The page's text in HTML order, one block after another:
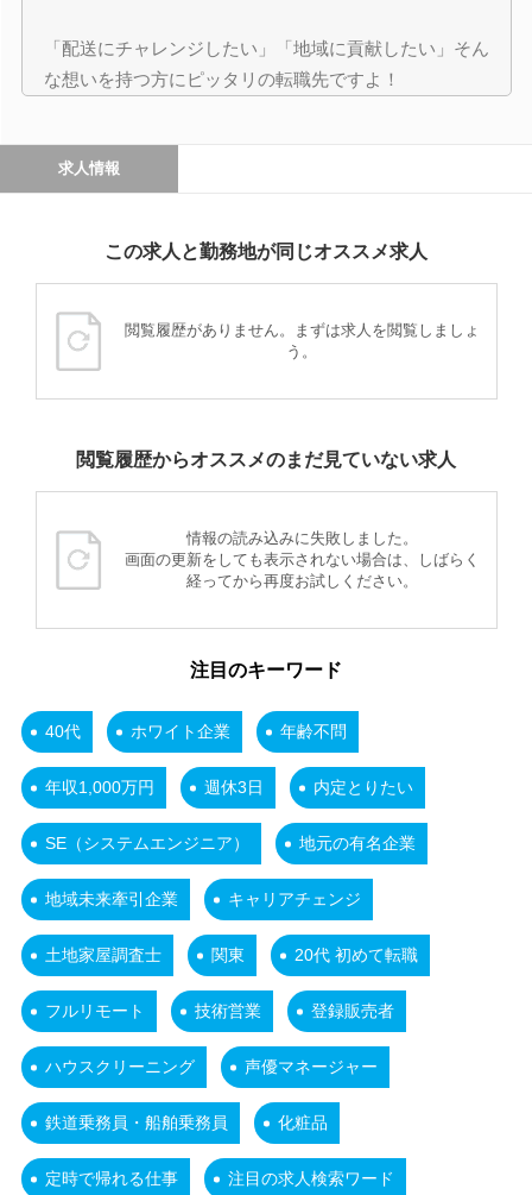
「配送にチャレンジしたい」「地域に貢献したい」そん
な想いを持つ方にピッタリの転職先ですよ！
求人情報
この求人と勤務地が同じオススメ求人
閲覧履歴がありません。まずは求人を閲覧しましょ
う。
閲覧履歴からオススメのまだ見ていない求人
情報の読み込みに失敗しました。
画面の更新をしても表示されない場合は、しばらく
経ってから再度お試しください。
注目のキーワード
40代 ホワイト企業 年齢不問
年収1,000万円 週休3日 内定とりたい
SE（システムエンジニア） 地元の有名企業
地域未来牽引企業 キャリアチェンジ
土地家屋調査士 関東 20代 初めて転職
フルリモート 技術営業 登録販売者
ハウスクリーニング 声優マネージャー
鉄道乗務員・船舶乗務員 化粧品
定時で帰れる仕事 注目の求人検索ワード